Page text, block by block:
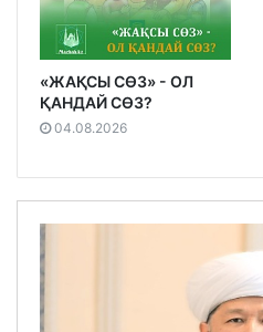
«ЖАҚСЫ СӨЗ» - ОЛ
ҚАНДАЙ СӨЗ?
04.08.2026